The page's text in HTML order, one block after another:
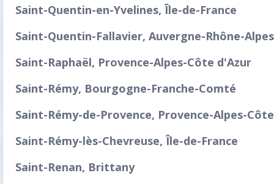
Saint-Quentin-en-Yvelines, Île-de-France
Saint-Quentin-Fallavier, Auvergne-Rhône-Alpes
Saint-Raphaël, Provence-Alpes-Côte d'Azur
Saint-Rémy, Bourgogne-Franche-Comté
Saint-Rémy-de-Provence, Provence-Alpes-
Saint-Rémy-lès-Chevreuse, Île-de-France
Saint-Renan, Brittany